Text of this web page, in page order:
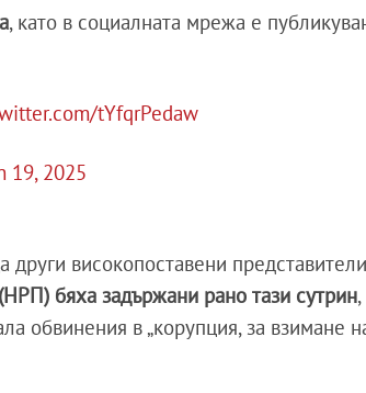
, като в социалната мрежа е
tYfqrPedaw
19, 2025
високопоставени
бяха задържани рано тази сутрин
обвинения в „корупция, за взимане